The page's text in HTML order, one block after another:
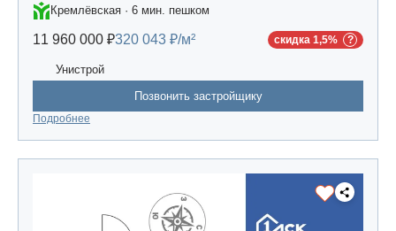
Кремлёвская · 6 мин. пешком
11 960 000 ₽320 043 ₽/м² скидка 1,5%
Унистрой
Позвонить застройщику
Подробнее